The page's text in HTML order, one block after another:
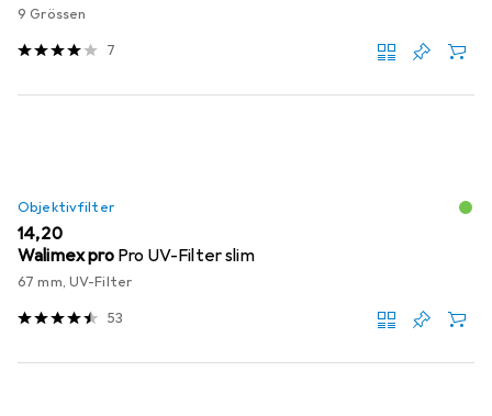
9 Grössen
7
Objektivfilter
EUR
14,20
Walimex pro Pro UV-Filter slim
67 mm, UV-Filter
53